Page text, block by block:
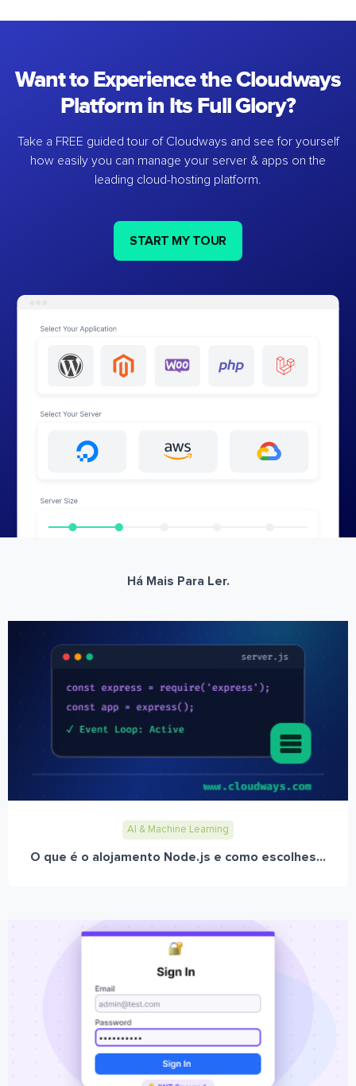
Want to Experience the Cloudways
Platform in Its Full Glory?
Take a FREE guided tour of Cloudways and see for yourself
how easily you can manage your server & apps on the
leading cloud-hosting platform.
START MY TOUR
Há Mais Para Ler.
AI & Machine Learning
O que é o alojamento Node.js e como escolhes...